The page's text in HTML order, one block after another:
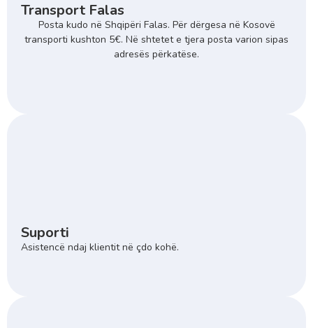
Transport Falas
Posta kudo në Shqipëri Falas. Për dërgesa në Kosovë
transporti kushton 5€. Në shtetet e tjera posta varion sipas
adresës përkatëse.
Suporti
Asistencë ndaj klientit në çdo kohë.